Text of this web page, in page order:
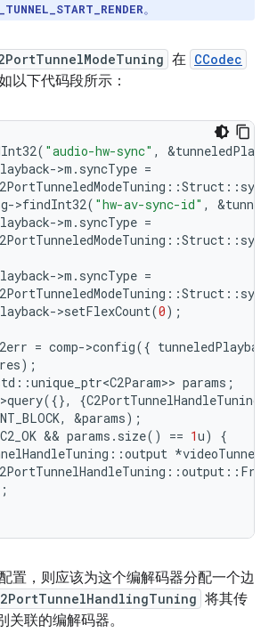
。
在 CCodec
以下代码段所示：
( "audio-hw-sync" , &
->m . syncType =
::Struct ::
->findInt32( "hw-av-sync-id" , &
->m . syncType =
::Struct ::
->m . syncType =
::Struct ::
->setFlexCount(0);
= comp->config({
);
::unique_ptr<C2Param>> params ;
>query({}, {C2PortTunnelHandleTuning
, &params);
C2_OK && params . size() == 1u)
{
::output *
::output ::
;
置，则应该为这个编解码器分配一个边
将其传
关联的编解码器。